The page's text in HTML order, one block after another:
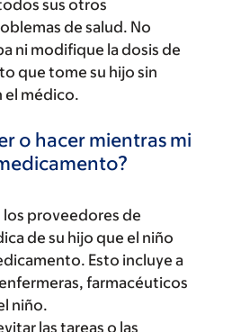
sus otros
de salud. No
ni modifique la dosis de
que tome su hijo sin
el médico.
o hacer mientras mi
los proveedores de
de su hijo que el niño
Esto incluye a
farmacéuticos
niño.
las tareas o las